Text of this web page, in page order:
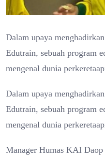
Dalam upaya
Edutrain, sebuah program
mengenal dunia
Dalam upaya
Edutrain, sebuah program
mengenal dunia
Manager Humas KAI Daop